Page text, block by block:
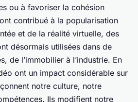
ou à favoriser la cohésion
contribué à la popularisation
et de la réalité virtuelle, des
désormais utilisées dans de
de l’immobilier à l’industrie. En
ont un impact considérable sur
notre culture, notre
Ils modifient notre